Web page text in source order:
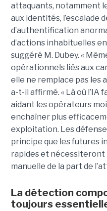
attaquants, notamment
aux identités, l’escalade
d’authentification
d’actions inhabituelles
suggéré M. Dubey. «
opérationnels liés aux
elle ne remplace pas les
a-t-il affirmé. « Là où l’IA
aidant les opérateurs
enchaîner plus
exploitation. Les
principe que les futures
rapides et nécessiteront
manuelle de la part de
La détection
toujours